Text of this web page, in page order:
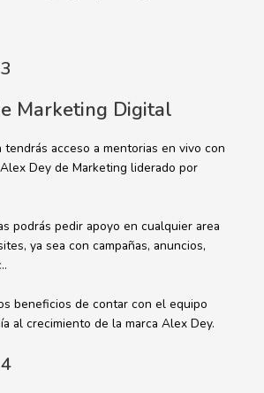
Marketing Digital
tendrás acceso a mentorias en vivo con
Dey de Marketing liderado por
podrás pedir apoyo en cualquier area
ya sea con campañas, anuncios,
beneficios de contar con el equipo
al crecimiento de la marca Alex Dey.